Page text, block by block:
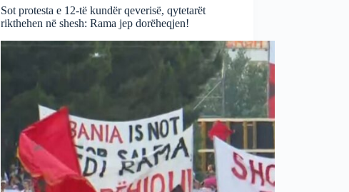
Sot protesta e 12-të kundër qeverisë, qytetarët
rikthehen në shesh: Rama jep dorëheqjen!